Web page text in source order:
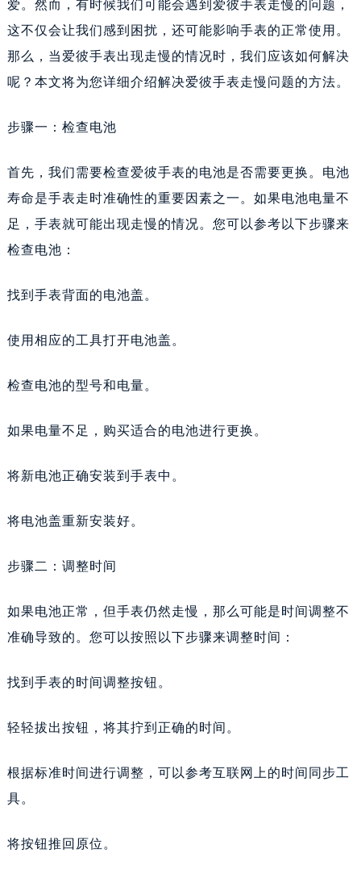
爱。然而，有时候我们可能会遇到爱彼手表走慢的问题，
这不仅会让我们感到困扰，还可能影响手表的正常使用。
那么，当爱彼手表出现走慢的情况时，我们应该如何解决
呢？本文将为您详细介绍解决爱彼手表走慢问题的方法。
步骤一：检查电池
首先，我们需要检查爱彼手表的电池是否需要更换。电池
寿命是手表走时准确性的重要因素之一。如果电池电量不
足，手表就可能出现走慢的情况。您可以参考以下步骤来
检查电池：
找到手表背面的电池盖。
使用相应的工具打开电池盖。
检查电池的型号和电量。
如果电量不足，购买适合的电池进行更换。
将新电池正确安装到手表中。
将电池盖重新安装好。
步骤二：调整时间
如果电池正常，但手表仍然走慢，那么可能是时间调整不
准确导致的。您可以按照以下步骤来调整时间：
找到手表的时间调整按钮。
轻轻拔出按钮，将其拧到正确的时间。
根据标准时间进行调整，可以参考互联网上的时间同步工
具。
将按钮推回原位。